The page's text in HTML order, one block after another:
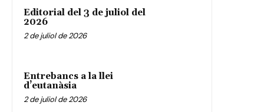
Editorial del 3 de juliol del
2026
2 de juliol de 2026
Entrebancs a la llei
d’eutanàsia
2 de juliol de 2026